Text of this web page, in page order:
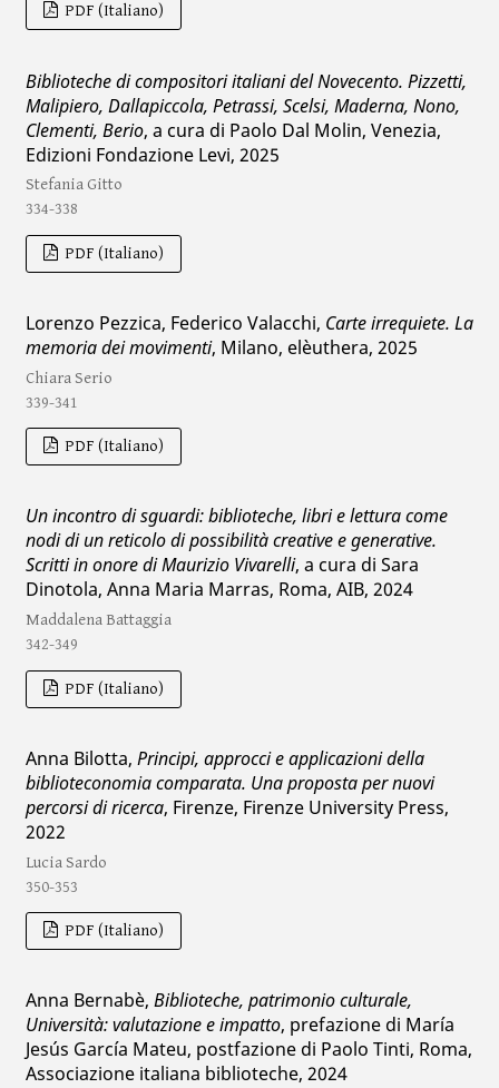
PDF (Italiano)
Biblioteche di compositori italiani del Novecento. Pizzetti,
Malipiero, Dallapiccola, Petrassi, Scelsi, Maderna, Nono,
Clementi, Berio, a cura di Paolo Dal Molin, Venezia,
Edizioni Fondazione Levi, 2025
Stefania Gitto
334-338
PDF (Italiano)
Lorenzo Pezzica, Federico Valacchi, Carte irrequiete. La
memoria dei movimenti, Milano, elèuthera, 2025
Chiara Serio
339-341
PDF (Italiano)
Un incontro di sguardi: biblioteche, libri e lettura come
nodi di un reticolo di possibilità creative e generative.
Scritti in onore di Maurizio Vivarelli, a cura di Sara
Dinotola, Anna Maria Marras, Roma, AIB, 2024
Maddalena Battaggia
342-349
PDF (Italiano)
Anna Bilotta, Principi, approcci e applicazioni della
biblioteconomia comparata. Una proposta per nuovi
percorsi di ricerca, Firenze, Firenze University Press,
2022
Lucia Sardo
350-353
PDF (Italiano)
Anna Bernabè, Biblioteche, patrimonio culturale,
Università: valutazione e impatto, prefazione di María
Jesús García Mateu, postfazione di Paolo Tinti, Roma,
Associazione italiana biblioteche, 2024